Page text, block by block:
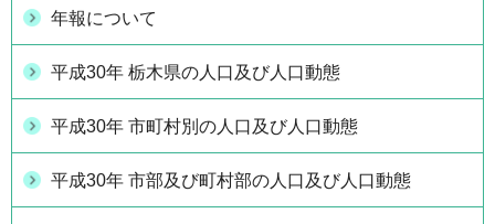
年報について
平成30年 栃木県の人口及び人口動態
平成30年 市町村別の人口及び人口動態
平成30年 市部及び町村部の人口及び人口動態